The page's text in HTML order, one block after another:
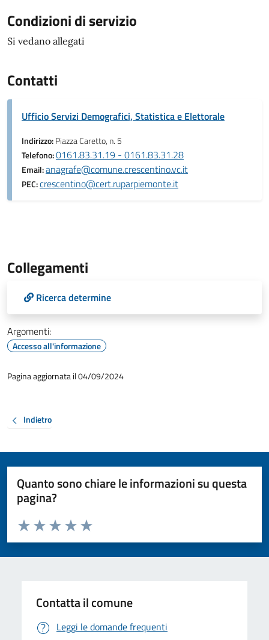
Condizioni di servizio
Si vedano allegati
Contatti
Ufficio Servizi Demografici, Statistica e Elettorale
Indirizzo:Piazza Caretto, n. 5
Telefono:0161.83.31.19 - 0161.83.31.28
Email:anagrafe@comune.crescentino.vc.it
PEC:crescentino@cert.ruparpiemonte.it
Collegamenti
Ricerca determine
Argomenti:
Accesso all'informazione
Pagina aggiornata il 04/09/2024
Indietro
Quanto sono chiare le informazioni su questa
pagina?
Valuta da 1 a 5 stelle la pagina
Valuta 5 stelle su 5
Valuta 4 stelle su 5
Valuta 3 stelle su 5
Valuta 2 stelle su 5
Valuta 1 stelle su 5
Contatta il comune
Leggi le domande frequenti